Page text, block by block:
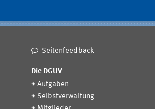
Seitenfeedback
Die DGUV
Aufgaben
Selbstverwaltung